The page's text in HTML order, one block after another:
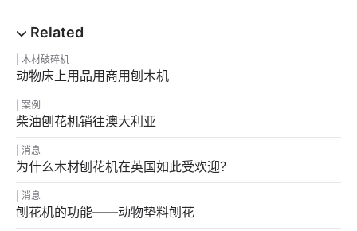
木材破碎机
动物床上用品用商用刨木机
案例
柴油刨花机销往澳大利亚
消息
为什么木材刨花机在英国如此受欢迎？
消息
刨花机的功能——动物垫料刨花